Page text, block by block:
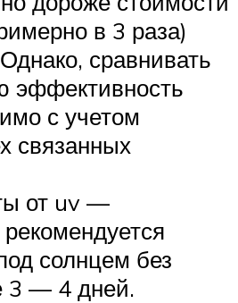
в 3 раза)
сравнивать
эффективность
с учетом
связанных
от uv —
солнцем без
3 — 4 дней.